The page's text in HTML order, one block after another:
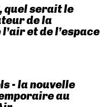
quel serait le
de la
et de l’espace
- la nouvelle
au